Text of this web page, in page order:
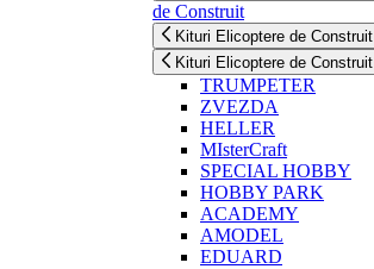
de Construit
Kituri Elicoptere de Construit
Kituri Elicoptere de Construit
TRUMPETER
ZVEZDA
HELLER
MIsterCraft
SPECIAL HOBBY
HOBBY PARK
ACADEMY
AMODEL
EDUARD